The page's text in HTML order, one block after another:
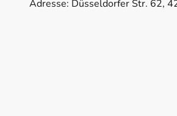
Adresse: Düsseldorfer Str. 62,